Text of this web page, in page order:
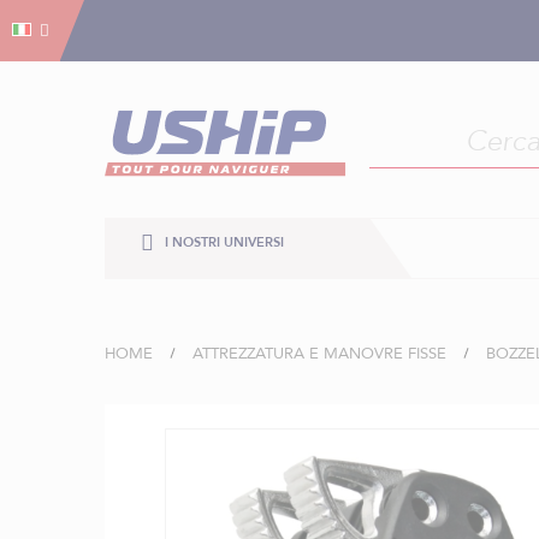
I NOSTRI UNIVERSI
HOME ATTREZZATURA E MANOVRE FISSE
Gestion dei cookies
Gestion dei cookies